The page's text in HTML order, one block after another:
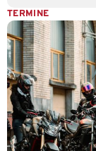
TERMINE